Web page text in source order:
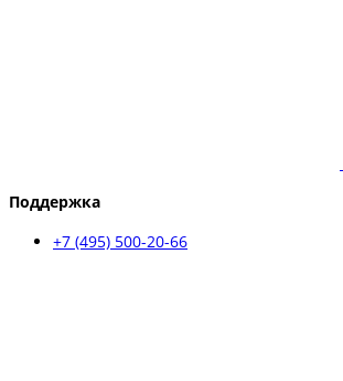
Поддержка
+7 (495) 500-20-66